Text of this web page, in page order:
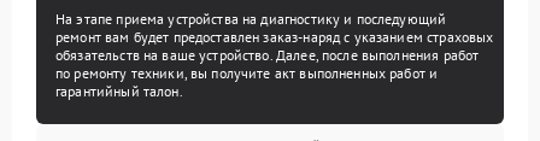
На этапе приема устройства на диагностику и последующий
ремонт вам будет предоставлен заказ-наряд с указанием страховых
обязательств на ваше устройство. Далее, после выполнения работ
по ремонту техники, вы получите акт выполненных работ и
гарантийный талон.